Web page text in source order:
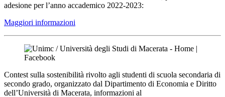
adesione per l’anno accademico 2022-2023:
Maggiori informazioni
Contest sulla sostenibilità rivolto agli studenti di scuola secondaria di
secondo grado, organizzato dal Dipartimento di Economia e Diritto
dell’Università di Macerata, informazioni al